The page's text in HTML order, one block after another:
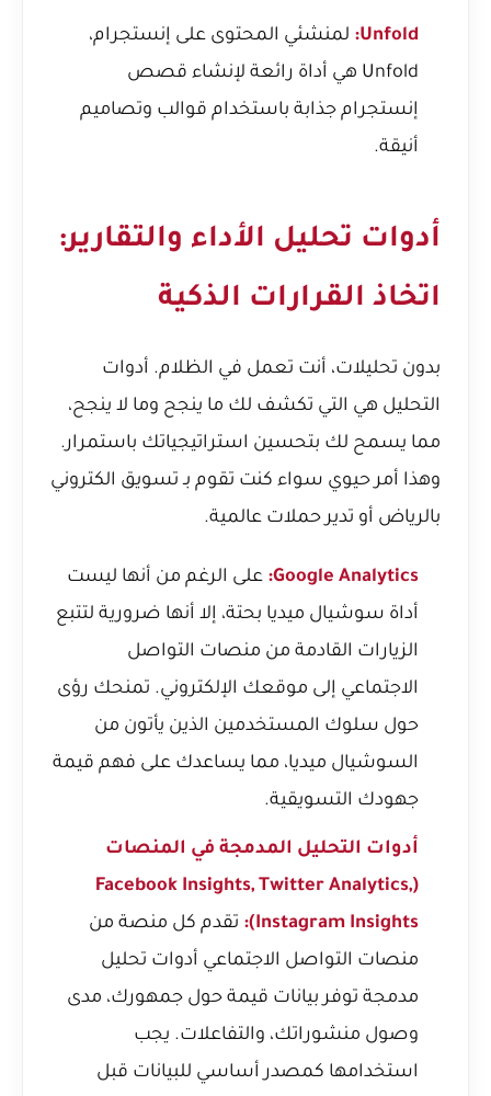
Unfold: لمنشئي المحتوى على إنستجرام،
Unfold هي أداة رائعة لإنشاء قصص
إنستجرام جذابة باستخدام قوالب وتصاميم
أنيقة.
أدوات تحليل الأداء والتقارير:
اتخاذ القرارات الذكية
بدون تحليلات، أنت تعمل في الظلام. أدوات
التحليل هي التي تكشف لك ما ينجح وما لا ينجح،
مما يسمح لك بتحسين استراتيجياتك باستمرار.
وهذا أمر حيوي سواء كنت تقوم بـ تسويق الكتروني
بالرياض أو تدير حملات عالمية.
Google Analytics: على الرغم من أنها ليست
أداة سوشيال ميديا بحتة، إلا أنها ضرورية لتتبع
الزيارات القادمة من منصات التواصل
الاجتماعي إلى موقعك الإلكتروني. تمنحك رؤى
حول سلوك المستخدمين الذين يأتون من
السوشيال ميديا، مما يساعدك على فهم قيمة
جهودك التسويقية.
أدوات التحليل المدمجة في المنصات
(Facebook Insights, Twitter Analytics,
Instagram Insights):
تقدم كل منصة من
منصات التواصل الاجتماعي أدوات تحليل
مدمجة توفر بيانات قيمة حول جمهورك، مدى
وصول منشوراتك، والتفاعلات. يجب
استخدامها كمصدر أساسي للبيانات قبل